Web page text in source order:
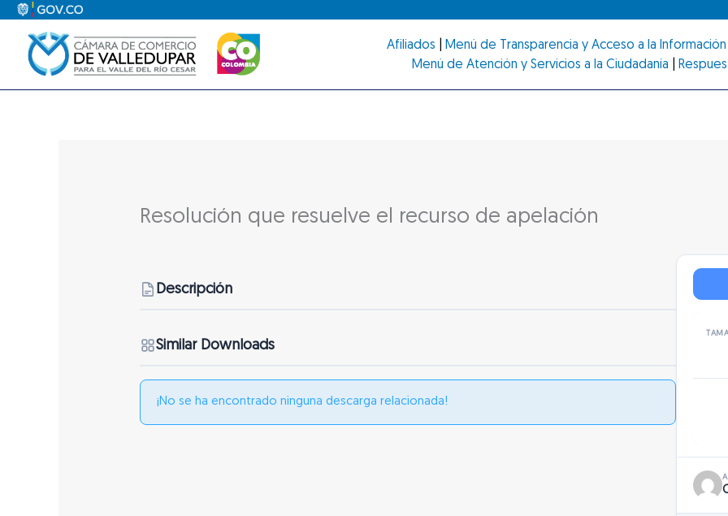
contenido
Afiliados Menú de Transparencia y Acceso a la Información
Menú de Atención y Servicios a la Ciudadanía
Resolución que resuelve el recurso de apelación
Descripción
Similar Downloads
¡No se ha encontrado ninguna descarga relacionada!